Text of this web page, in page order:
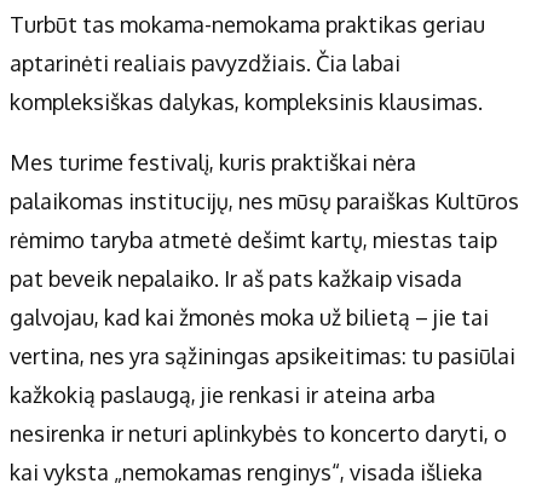
Turbūt tas mokama-nemokama praktikas geriau
aptarinėti realiais pavyzdžiais. Čia labai
kompleksiškas dalykas, kompleksinis klausimas.
Mes turime festivalį, kuris praktiškai nėra
palaikomas institucijų, nes mūsų paraiškas Kultūros
rėmimo taryba atmetė dešimt kartų, miestas taip
pat beveik nepalaiko. Ir aš pats kažkaip visada
galvojau, kad kai žmonės moka už bilietą – jie tai
vertina, nes yra sąžiningas apsikeitimas: tu pasiūlai
kažkokią paslaugą, jie renkasi ir ateina arba
nesirenka ir neturi aplinkybės to koncerto daryti, o
kai vyksta „nemokamas renginys“, visada išlieka